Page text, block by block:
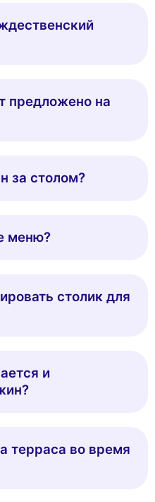
предложено на
за столом?
меню?
столик для
и
терраса во время